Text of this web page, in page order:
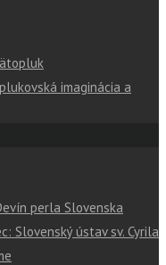
imaginácia a
perla Slovenska
Slovenský ústav sv. Cyrila